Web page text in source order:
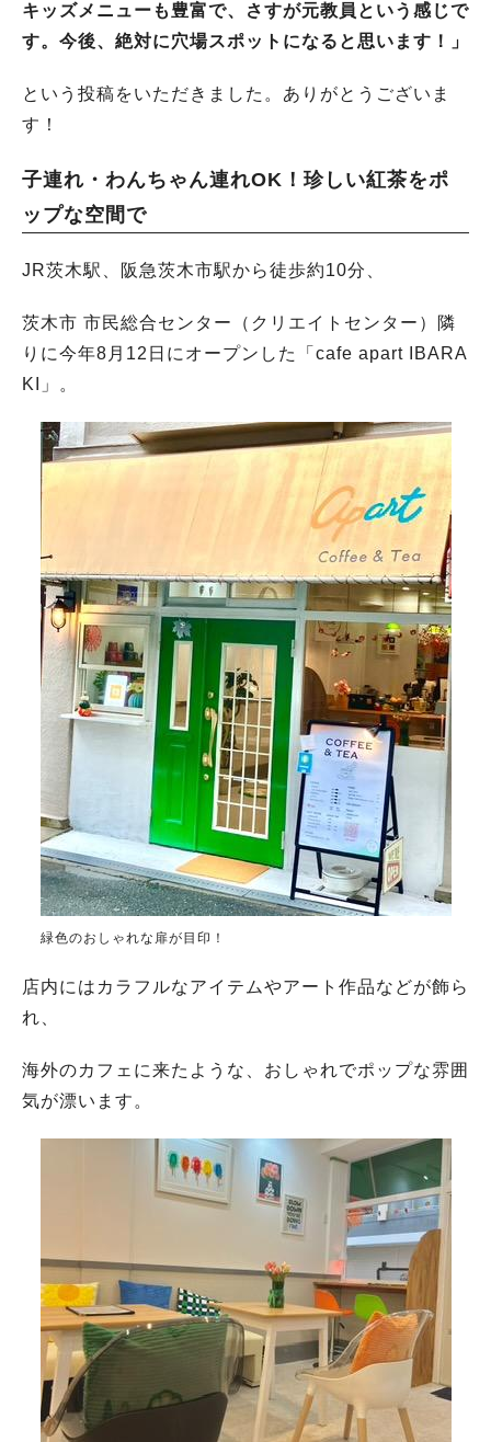
キッズメニューも豊富で、さすが元教員という感じで
す。今後、絶対に穴場スポットになると思います！」
という投稿をいただきました。ありがとうございま
す！
子連れ・わんちゃん連れOK！珍しい紅茶をポ
ップな空間で
JR茨木駅、阪急茨木市駅から徒歩約10分、
茨木市 市民総合センター（クリエイトセンター）隣
りに今年8月12日にオープンした「cafe apart IBARA
KI」。
緑色のおしゃれな扉が目印！
店内にはカラフルなアイテムやアート作品などが飾ら
れ、
海外のカフェに来たような、おしゃれでポップな雰囲
気が漂います。